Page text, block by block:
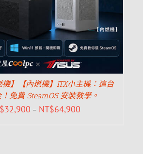
機】【內燃機】ITX小主機：這台
免費 SteamOS 安裝教學。
32,900 – NT$64,900